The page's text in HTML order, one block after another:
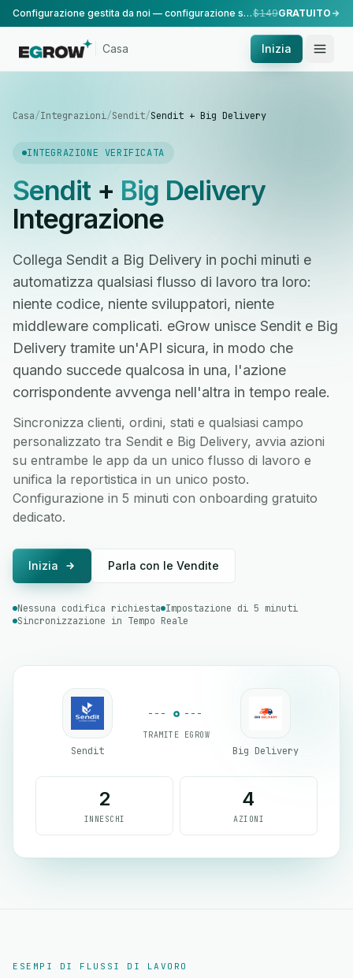
Configurazione gestita da noi — configurazione standard, eseguita dal nostro team.$149GRATUITO
Casa Inizia
Casa/Integrazioni/Sendit/Sendit + Big Delivery
INTEGRAZIONE VERIFICATA
Sendit+ Big Delivery
Integrazione
Collega Sendit a Big Delivery in pochi minuti e
automatizza qualsiasi flusso di lavoro tra loro:
niente codice, niente sviluppatori, niente
middleware complicati. eGrow unisce Sendit e Big
Delivery tramite un'API sicura, in modo che
quando succede qualcosa in una, l'azione
corrispondente avvenga nell'altra in tempo reale.
Sincronizza clienti, ordini, stati e qualsiasi campo
personalizzato tra Sendit e Big Delivery, avvia azioni
su entrambe le app da un unico flusso di lavoro e
unifica la reportistica in un unico posto.
Configurazione in 5 minuti con onboarding gratuito
dedicato.
Inizia Parla con le Vendite
Nessuna codifica richiesta Impostazione di 5 minuti
Sincronizzazione in Tempo Reale
Sendit
TRAMITE EGROW
Big Delivery
2
INNESCHI
4
AZIONI
ESEMPI DI FLUSSI DI LAVORO